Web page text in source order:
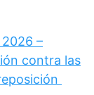
2026 –
contra las